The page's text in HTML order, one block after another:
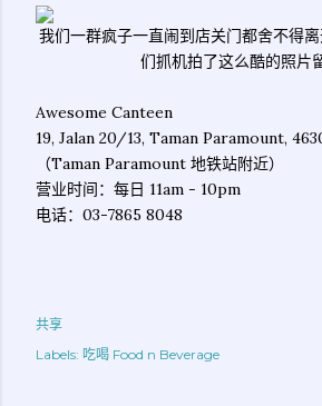
我们一群疯子一直闹到店关门都舍不得
们抓机拍了这么酷的照片
Awesome Canteen
19, Jalan 20/13, Taman Paramount,
（Taman Paramount 地铁站附近）
营业时间：每日 11am - 10pm
电话：03-7865 8048
共享
Labels: 吃喝 Food n Beverage